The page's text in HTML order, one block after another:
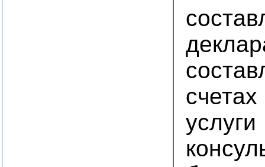
счетах
услуги